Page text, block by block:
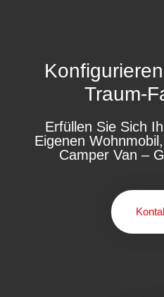
Traum-
Erfüllen Sie Sich
Eigenen
Camper Van –